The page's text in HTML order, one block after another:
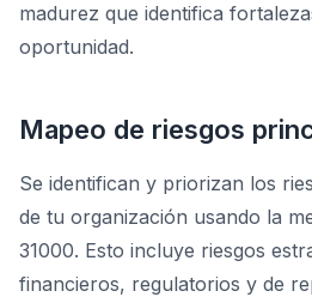
madurez que identifica
oportunidad.
Mapeo de riesgos
Se identifican y priorizan los
de tu organización usando la
31000. Esto incluye riesgos
financieros, regulatorios y de